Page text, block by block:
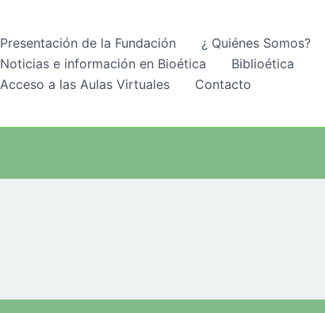
Presentación de la Fundación
¿ Quiénes Somos?
Noticias e información en Bioética
Biblioética
Acceso a las Aulas Virtuales
Contacto